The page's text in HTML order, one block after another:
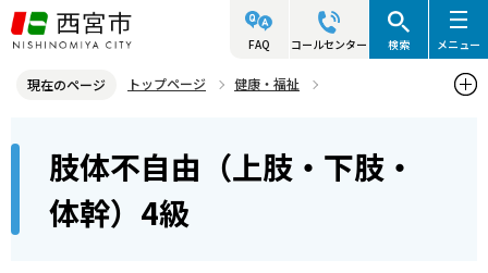
こ
の
ジ
頭
FAQ コールセンター 検索 メニュー
現在のページ トップページ
健康・福祉
肢体不自由（上肢・下肢・体幹）
肢体不自由（上肢・下肢・
体幹）4級